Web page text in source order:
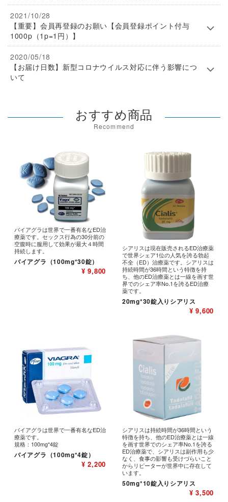
2021/10/28
【重要】会員再登録のお願い【会員登録ポイント付与
1000p（1p=1円）】
2020/05/18
【お届け日数】新型コロナウイルス対応に伴う影響につ
いて
おすすめ商品
Recommend
バイアグラは世界で一番有名なED治
療薬です。セックス行為の30分前の
空腹時に服用して効果が最大４時間
持続します。
バイアグラ（100mg*30錠）
¥ 9,800
シアリスは現在販売されるED治療薬
で世界シェア1位の人気を誇る勃起
不全（ED）治療薬です。シアリスは
持続時間が36時間という特徴を持
ち、他のED治療薬とは一線を画す世
界でのシェア率No.1を誇るED治療
薬です。
20mg*30錠入りシアリス
¥ 9,600
バイアグラは世界で一番有名なED治
療薬です。
規格：100mg*4錠
バイアグラ（100mg*4錠）
¥ 2,200
シアリスは持続時間が36時間という
特徴を持ち、他のED治療薬とは一線
を画す世界でのシェア率No.1を誇る
ED治療薬で、シアリスは副作用も少
なく、食事の影響も受けづらいこと
からリピーターが世界中に存在して
います。
50mg*10錠入りシアリス
¥ 3,500